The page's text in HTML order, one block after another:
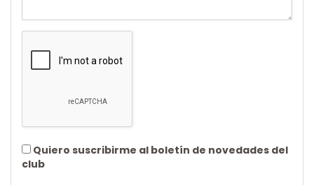
Quiero suscribirme al boletín de novedades del
club